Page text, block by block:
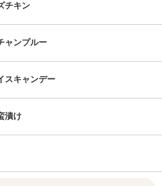
チキン
ャンプルー
スキャンデー
漬け